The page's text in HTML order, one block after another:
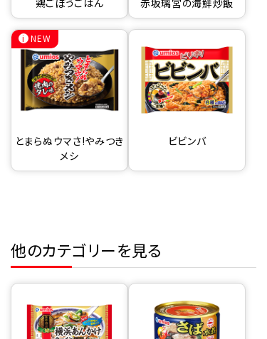
とまらぬウマさ!やみつき
メシ
NEW
ビビンバ
他のカテゴリーを見る